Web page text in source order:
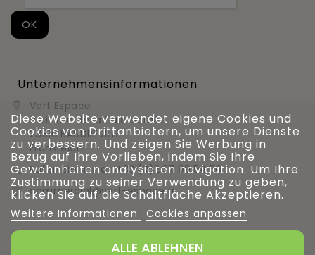
Unternehmensinformationen

Vert Espace
11 bis rue de la haie bardée
28310 BAUDREVILLE
Frankreich
 Rufen Sie uns an +33 (0)2 37 99 54 56
 commercial@vert-espace.fr
Diese Website verwendet eigene Cookies und
Cookies von Drittanbietern, um unsere Dienste
zu verbessern. Und zeigen Sie Werbung in
Bezug auf Ihre Vorlieben, indem Sie Ihre
Gewohnheiten analysieren navigation. Um Ihre
Zustimmung zu seiner Verwendung zu geben,
klicken Sie auf die Schaltfläche Akzeptieren.
Weitere Informationen Cookies anpassen
ALLE ABLEHNEN